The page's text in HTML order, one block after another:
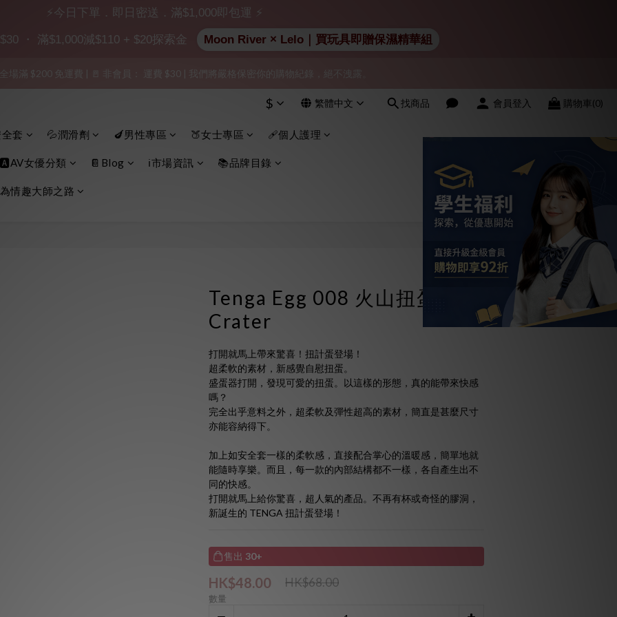
貨」（無店鋪資訊、一般紙箱）、隱私保護、加密付款、立即註冊成為會員！
加入會員即享$20購物金  訂單商品好評再享$15購物金
貨」（無店鋪資訊、一般紙箱）、隱私保護、加密付款、立即註冊成為會員！
$ 繁體中文 找商品 會員登入 購物車(0)
套 💦潤滑劑 🍆男性專區 🍑女士專區 🩹個人護理
🅰️AV女優分類 📔Blog ℹ️市場資訊 📚品牌目錄
情趣大師之路
Tenga Egg 008 火山扭蛋
Crater
打開就馬上帶來驚喜！扭計蛋登場！
超柔軟的素材，新感覺自慰扭蛋。
盛蛋器打開，發現可愛的扭蛋。以這樣的形態，真的能帶來快感
嗎？
完全出乎意料之外，超柔軟及彈性超高的素材，簡直是甚麼尺寸
亦能容納得下。
加上如安全套一樣的柔軟感，直接配合掌心的溫暖感，簡單地就
能隨時享樂。而且，每一款的內部結構都不一樣，各自產生出不
同的快感。
打開就馬上給你驚喜，超人氣的產品。不再有杯或奇怪的膠洞，
新誕生的 TENGA 扭計蛋登場！
售出 30+
HK$48.00 HK$68.00
數量
⚡今日下單．即日密送．滿$1,000即包運 ⚡
・ 滿$1,000減$110 + $20探索金 Moon River × Lelo｜買玩具即贈保濕精華組